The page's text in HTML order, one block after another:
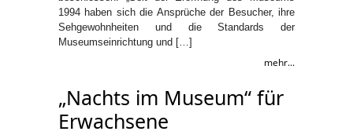
1994 haben sich die Ansprüche der Besucher, ihre
Sehgewohnheiten und die Standards der
Museumseinrichtung und […]
mehr...
„Nachts im Museum“ für
Erwachsene